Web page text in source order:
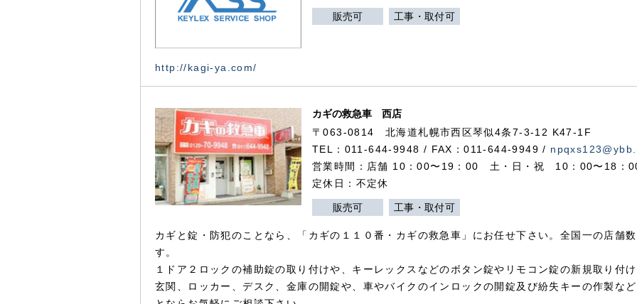
販売可 工事・取付可
http://kagi-ya.com/
カギの救急車 西店
〒063-0814 北海道札幌市西区琴似4条7-3-12 K47-1F
TEL：011-644-9948 / FAX：011-644-9949 /
営業時間：店舗 10：00〜19：00 土・日・祝 10：00〜18：
定休日：不定休
販売可 工事・取付可
カギと錠・防犯のことなら、「カギの１１０番・カギの救急車」にお任せ下さい。全国一の店舗
す。
１ドア２ロックの補助錠の取り付けや、キーレックスなどのボタン錠やリモコン錠の新規取り付
玄関、ロッカー、デスク、金庫の開錠や、車やバイクのインロックの開錠及び紛失キーの作製な